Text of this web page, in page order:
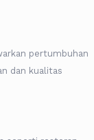
pertumbuhan
dan kualitas